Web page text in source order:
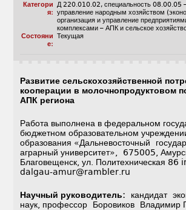
Категори
я:
Д 220.010.02, специальность 08.00.05
управление народным хозяйством
организация и управление
комплексами – АПК и сельское
Состояни
е:
Текущая
Развитие сельскохозяйственной
кооперации в молочнопродуктовом
АПК региона
Работа выполнена в федеральном
бюджетном образовательном
образования «Дальневосточный
аграрный университет», 675005,
Благовещенск, ул. Политехническая 86
dalgau-amur@rambler.ru
Научный руководитель: кандидат
наук, профессор Боровиков Владимир